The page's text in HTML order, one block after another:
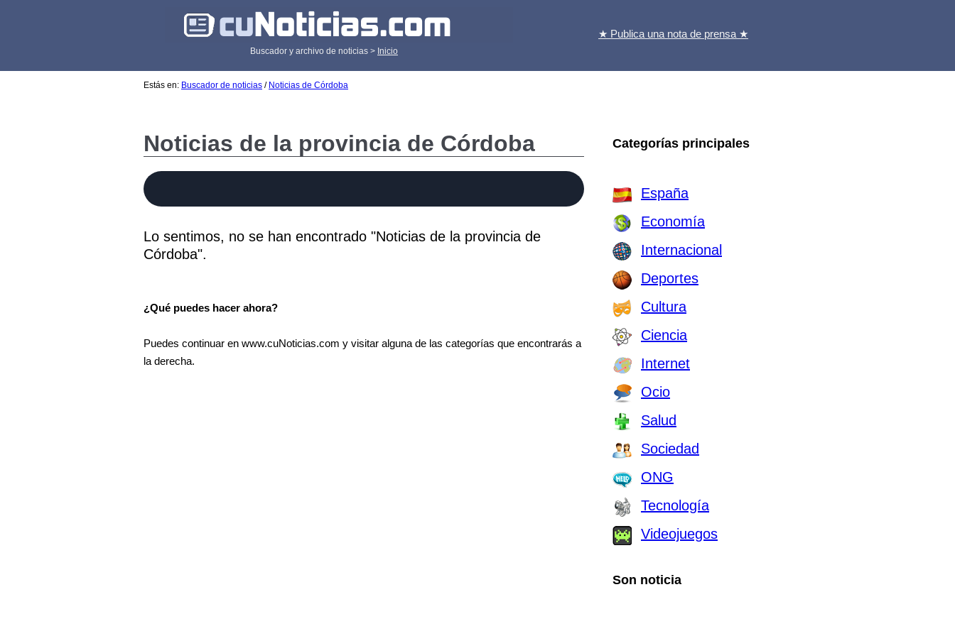
Buscador y archivo de noticias > Inicio
★ Publica una nota de prensa ★
Estás en: Buscador de noticias / Noticias de Córdoba
Noticias de la provincia de Córdoba
Lo sentimos, no se han encontrado "Noticias de la provincia de
Córdoba".
¿Qué puedes hacer ahora?
Puedes continuar en www.cuNoticias.com y visitar alguna de las categorías que encontrarás a
la derecha.
Categorías principales
España
Economía
Internacional
Deportes
Cultura
Ciencia
Internet
Ocio
Salud
Sociedad
ONG
Tecnología
Videojuegos
Son noticia